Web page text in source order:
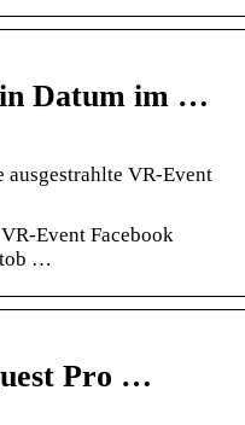
Datum im …
VR-Event
Event Facebook
…
Pro …